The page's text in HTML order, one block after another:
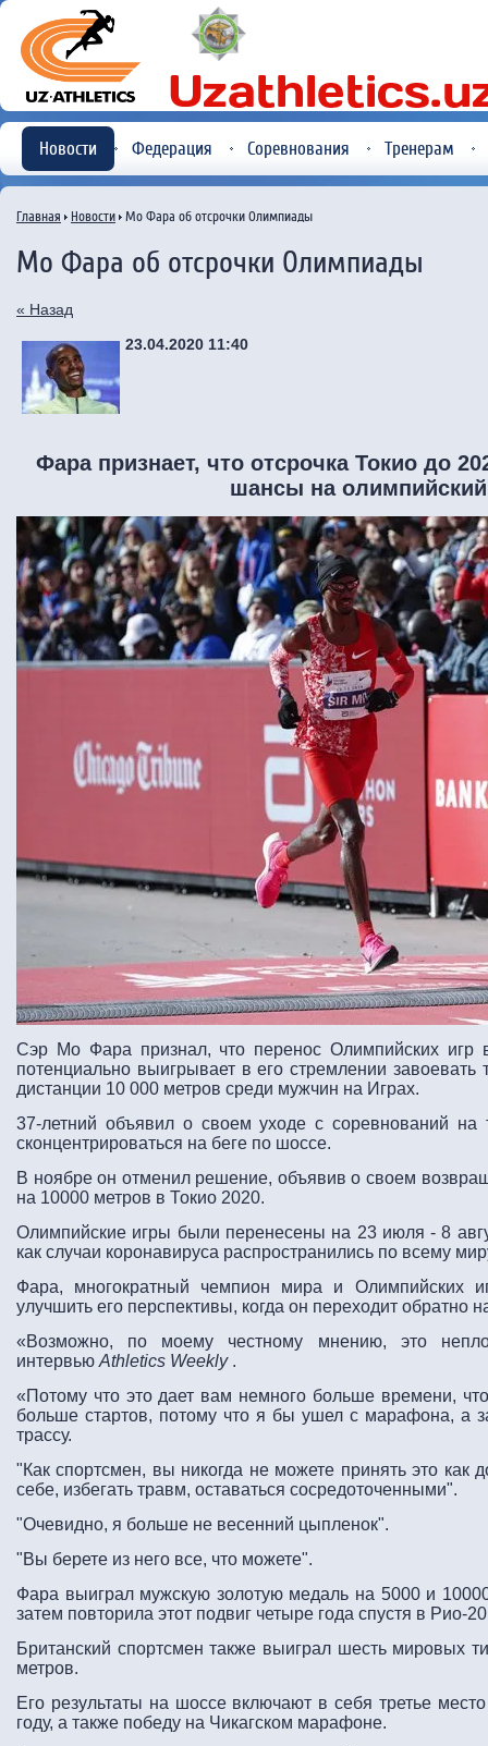
Новости Федерация Соревнования Тренерам
Главная Новости Мо Фара об отсрочки Олимпиады
Мо Фара об отсрочки Олимпиады
« Назад
23.04.2020 11:40
Фара признает, что отсрочка Токио до
шансы на олимпийский
Сэр Мо Фара признал, что перенос Олимпийских игр
потенциально выигрывает в его стремлении
дистанции 10 000 метров среди мужчин на Играх.
37-летний объявил о своем уходе с соревнований
сконцентрироваться на беге по шоссе.
В ноябре он отменил решение, объявив о своем
на 10000 метров в Токио 2020.
Олимпийские игры были перенесены на 23 июля - 8
как случаи коронавируса распространились по всему
Фара, многократный чемпион мира и Олимпийских
улучшить его перспективы, когда он переходит обратно
«Возможно, по моему честному мнению, это
интервью Athletics Weekly.
«Потому что это дает вам немного больше времени,
больше стартов, потому что я бы ушел с марафона, а
трассу.
"Как спортсмен, вы никогда не можете принять это как
себе, избегать травм, оставаться сосредоточенными".
"Очевидно, я больше не весенний цыпленок".
"Вы берете из него все, что можете".
Фара выиграл мужскую золотую медаль на 5000 и
затем повторила этот подвиг четыре года спустя в Рио-
Британский спортсмен также выиграл шесть мировых
метров.
Его результаты на шоссе включают в себя третье
году, а также победу на Чикагском марафоне.